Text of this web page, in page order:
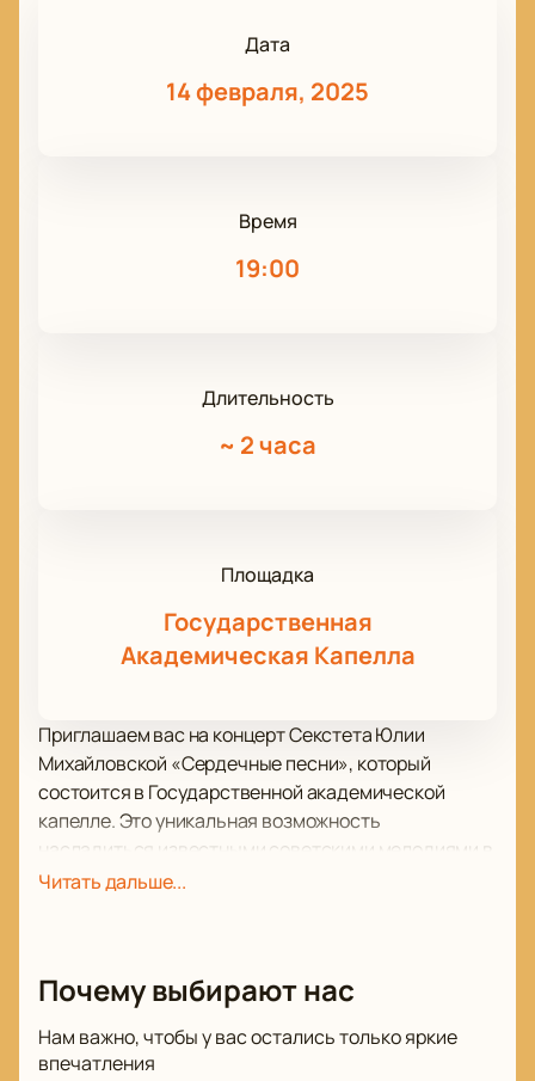
Дата
14 февраля, 2025
Время
19:00
Длительность
~ 2 часа
Площадка
Государственная
Академическая Капелла
Приглашаем вас на концерт Секстета Юлии
Михайловской «Сердечные песни», который
состоится в Государственной академической
капелле. Это уникальная возможность
насладиться известными советскими мелодиями в
новых джазовых аранжировках. В программе
Пожлаков, оживет в исполнении талантливых
Государственная академическая капелла — это не
Читать дальше...
Почему выбирают нас
Нам важно, чтобы у вас остались только яркие
впечатления